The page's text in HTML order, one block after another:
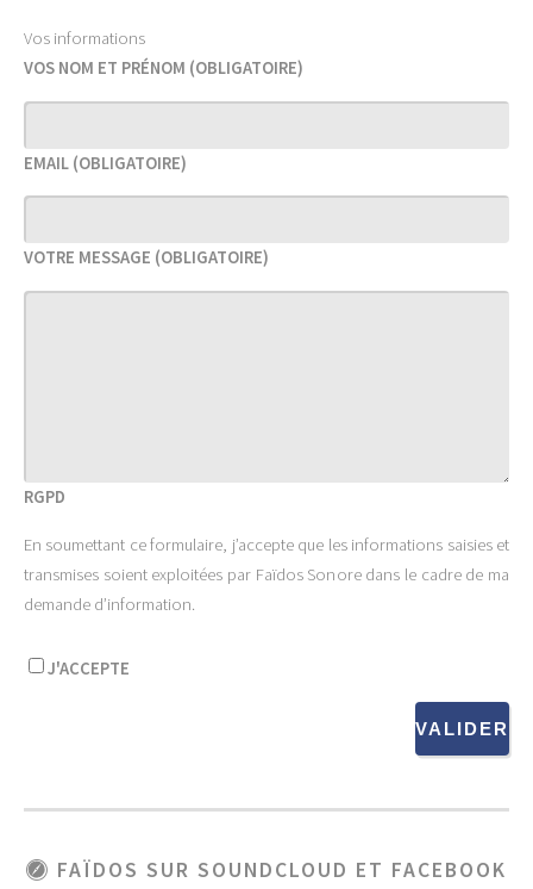
Vos informations
VOS NOM ET PRÉNOM (OBLIGATOIRE)
EMAIL (OBLIGATOIRE)
VOTRE MESSAGE (OBLIGATOIRE)
RGPD
En soumettant ce formulaire, j’accepte que les informations saisies et
transmises soient exploitées par Faïdos Sonore dans le cadre de ma
demande d’information.
J'ACCEPTE
VALIDER
FAÏDOS SUR SOUNDCLOUD ET FACEBOOK